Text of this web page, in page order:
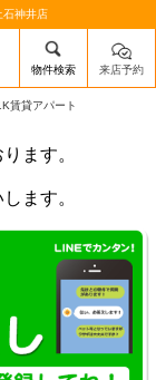
石神井店
logo.png
物件検索 来店予約
賃貸アパート
ます。
ます。